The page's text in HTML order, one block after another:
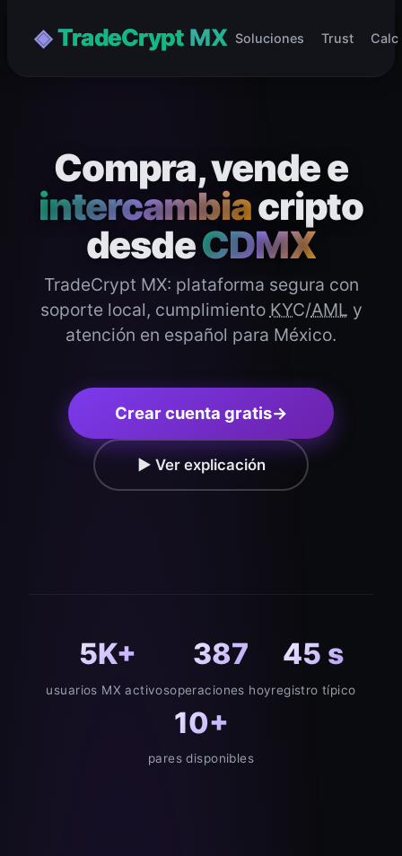
◈ TradeCrypt MX Soluciones Trust Calc
Compra, vende e
intercambiacripto
desdeCDMX
TradeCrypt MX: plataforma segura con
soporte local, cumplimiento KYC/AML y
atención en español para México.
Crear cuenta gratis→
▶ Ver explicación
5K+
usuarios MX activos
387
operaciones hoy
45 s
registro típico
10+
pares disponibles